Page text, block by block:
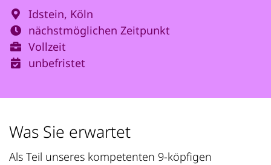
Idstein, Köln
nächstmöglichen Zeitpunkt
Vollzeit
unbefristet
Was Sie erwartet
Als Teil unseres kompetenten 9-köpfigen